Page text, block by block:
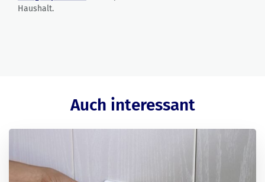
Haushalt.
Auch interessant